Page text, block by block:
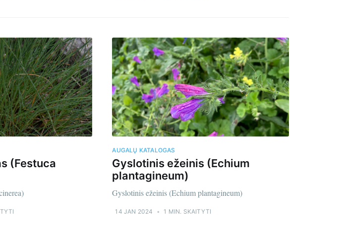
(Festuca
AUGALŲ KATALOGAS
Gyslotinis ežeinis (Echium
plantagineum)
Gyslotinis ežeinis (Echium plantagineum)
14 JAN 2024 • 1 MIN. SKAITYTI